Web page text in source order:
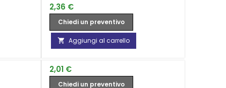
Prezzo
2,36 €
Chiedi un preventivo
 Aggiungi al carrello
Prezzo
2,01 €
Chiedi un preventivo